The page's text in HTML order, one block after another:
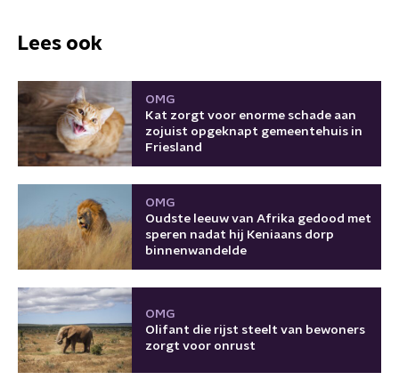
Lees ook
OMG
Kat zorgt voor enorme schade aan
zojuist opgeknapt gemeentehuis in
Friesland
OMG
Oudste leeuw van Afrika gedood met
speren nadat hij Keniaans dorp
binnenwandelde
OMG
Olifant die rijst steelt van bewoners
zorgt voor onrust